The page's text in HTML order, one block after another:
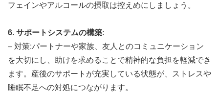
フェインやアルコールの摂取は控えめにしましょう。
6. サポートシステムの構築:
– 対策:パートナーや家族、友人とのコミュニケーション
を大切にし、助けを求めることで精神的な負担を軽減でき
ます。産後のサポートが充実している状態が、ストレスや
睡眠不足への対処につながります。